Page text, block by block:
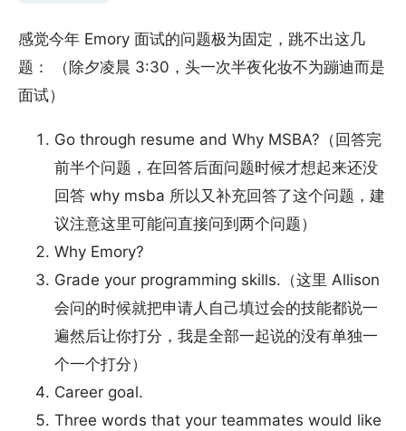
感觉今年 Emory 面试的问题极为固定，跳不出这几
题： （除夕凌晨 3:30，头一次半夜化妆不为蹦迪而是
面试）
Go through resume and Why MSBA?（回答完
前半个问题，在回答后面问题时候才想起来还没
回答 why msba 所以又补充回答了这个问题，建
议注意这里可能问直接问到两个问题）
Why Emory?
Grade your programming skills.（这里 Allison
会问的时候就把申请人自己填过会的技能都说一
遍然后让你打分，我是全部一起说的没有单独一
个一个打分）
Career goal.
Three words that your teammates would like